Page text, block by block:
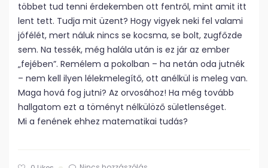
többet tud tenni érdekemben ott fentről, mint amit itt
lent tett. Tudja mit üzent? Hogy vigyek neki fel valami
jófélét, mert náluk nincs se kocsma, se bolt, zugfőzde
sem. Na tessék, még halála után is ez jár az ember
„fejében”. Remélem a pokolban – ha netán oda jutnék
– nem kell ilyen lélekmelegítő, ott anélkül is meleg van.
Maga hová fog jutni? Az orvosához! Ha még tovább
hallgatom ezt a töményt nélkülöző sületlenséget.
Mi a fenének ehhez matematikai tudás?